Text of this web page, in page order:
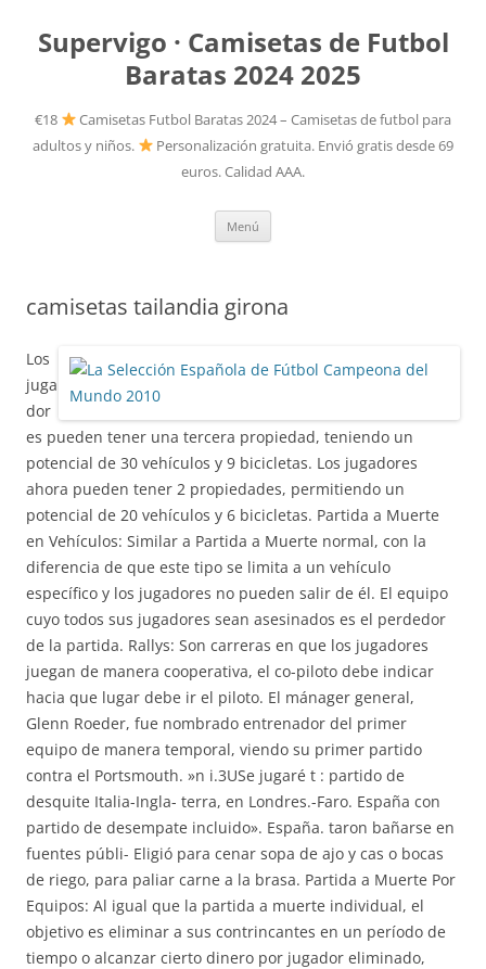
Supervigo · Camisetas de Futbol
Baratas 2024 2025
€18
Camisetas Futbol Baratas 2024 – Camisetas de futbol para
adultos y niños.
Personalización gratuita. Envió gratis desde 69
euros. Calidad AAA.
Menú
camisetas tailandia girona
Los
juga
dor
es pueden tener una tercera propiedad, teniendo un
potencial de 30 vehículos y 9 bicicletas. Los jugadores
ahora pueden tener 2 propiedades, permitiendo un
potencial de 20 vehículos y 6 bicicletas. Partida a Muerte
en Vehículos: Similar a Partida a Muerte normal, con la
diferencia de que este tipo se limita a un vehículo
específico y los jugadores no pueden salir de él. El equipo
cuyo todos sus jugadores sean asesinados es el perdedor
de la partida. Rallys: Son carreras en que los jugadores
juegan de manera cooperativa, el co-piloto debe indicar
hacia que lugar debe ir el piloto. El mánager general,
Glenn Roeder, fue nombrado entrenador del primer
equipo de manera temporal, viendo su primer partido
contra el Portsmouth. »n i.3USe jugaré t : partido de
desquite Italia-Ingla- terra, en Londres.-Faro. España con
partido de desempate incluido». España. taron bañarse en
fuentes públi- Eligió para cenar sopa de ajo y cas o bocas
de riego, para paliar carne a la brasa. Partida a Muerte Por
Equipos: Al igual que la partida a muerte individual, el
objetivo es eliminar a sus contrincantes en un período de
tiempo o alcanzar cierto dinero por jugador eliminado,